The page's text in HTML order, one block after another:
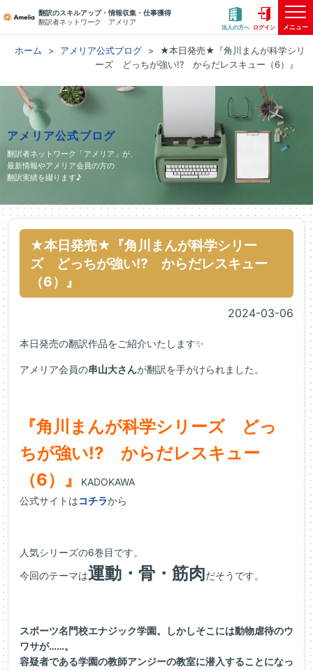
翻訳のスキルアップ・情報収集・仕事獲得
翻訳者ネットワーク アメリア
法人の方へ ログイン メニュー
ホーム アメリア公式ブログ
★本日発売★『角川まんが科学シリ
ーズ どっちが強い!? からだレスキュー（6）』
アメリア公式ブログ
翻訳者ネットワーク「アメリア」が、
最新情報やアメリア会員の方の
翻訳実績を綴ります♪
★本日発売★『角川まんが科学シリー
ズ どっちが強い!? からだレスキュー
（6）』
2024-03-06
本日発売の翻訳作品をご紹介いたします✨
アメリア会員の串山大さんが翻訳を手がけられました。
『角川まんが科学シリーズ どっ
ちが強い!? からだレスキュー
（6）』
KADOKAWA
公式サイトはコチラから
人気シリーズの6巻目です。
今回のテーマは運動・骨・筋肉だそうです。
スポーツ名門校エナジック学園。しかしそこには動物虐待のウ
ワサが……。
容疑者である学園の教師アンジーの教室に潜入することになっ